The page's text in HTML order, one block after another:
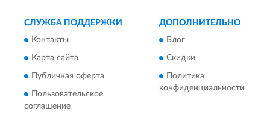
СЛУЖБА ПОДДЕРЖКИ
Контакты
Карта сайта
Публичная оферта
Пользовательское
соглашение
ДОПОЛНИТЕЛЬНО
Блог
Скидки
Политика
конфиденциальности